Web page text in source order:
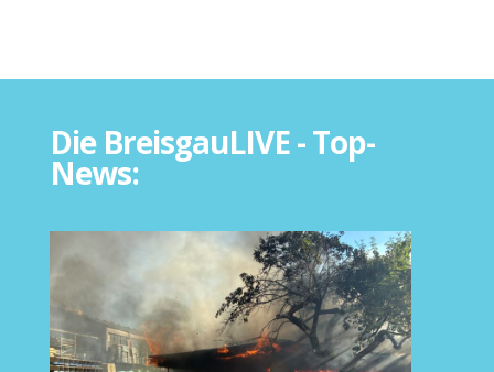
Die BreisgauLIVE - Top-
News: